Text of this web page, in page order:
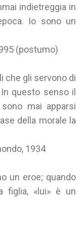
indietreggia in
Io sono un
(postumo)
che gli servono di
questo senso il
mai apparsi
della morale la
1934
un eroe; quando
figlia, «lui» è un